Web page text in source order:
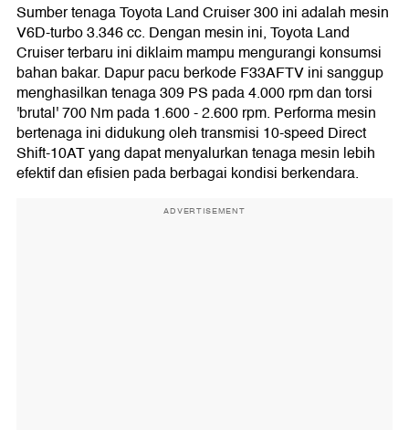
Sumber tenaga Toyota Land Cruiser 300 ini adalah mesin
V6D-turbo 3.346 cc. Dengan mesin ini, Toyota Land
Cruiser terbaru ini diklaim mampu mengurangi konsumsi
bahan bakar. Dapur pacu berkode F33AFTV ini sanggup
menghasilkan tenaga 309 PS pada 4.000 rpm dan torsi
'brutal' 700 Nm pada 1.600 - 2.600 rpm. Performa mesin
bertenaga ini didukung oleh transmisi 10-speed Direct
Shift-10AT yang dapat menyalurkan tenaga mesin lebih
efektif dan efisien pada berbagai kondisi berkendara.
ADVERTISEMENT